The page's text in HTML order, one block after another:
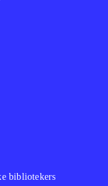
bibliotekers